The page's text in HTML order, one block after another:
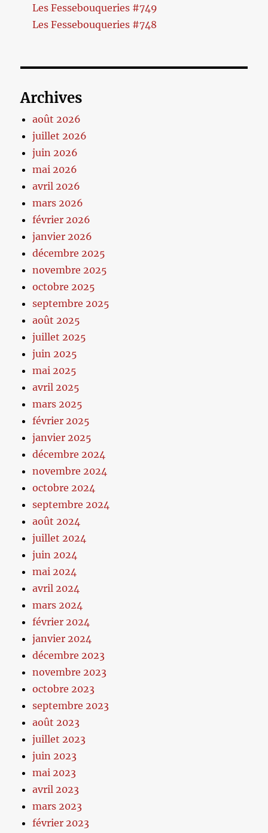
Les Fessebouqueries #749
Les Fessebouqueries #748
Archives
août 2026
juillet 2026
juin 2026
mai 2026
avril 2026
mars 2026
février 2026
janvier 2026
décembre 2025
novembre 2025
octobre 2025
septembre 2025
août 2025
juillet 2025
juin 2025
mai 2025
avril 2025
mars 2025
février 2025
janvier 2025
décembre 2024
novembre 2024
octobre 2024
septembre 2024
août 2024
juillet 2024
juin 2024
mai 2024
avril 2024
mars 2024
février 2024
janvier 2024
décembre 2023
novembre 2023
octobre 2023
septembre 2023
août 2023
juillet 2023
juin 2023
mai 2023
avril 2023
mars 2023
février 2023